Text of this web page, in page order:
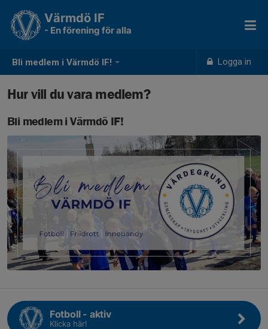
Bli medlem i Värmdö IF! Logga in
Värmdö IF
- En förening för alla
Hur vill du vara medlem?
Bli medlem i Värmdö IF!
Fotboll - aktiv
Klicka här!